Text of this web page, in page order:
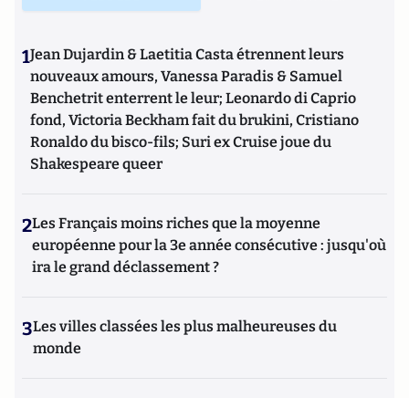
1Jean Dujardin & Laetitia Casta étrennent leurs
nouveaux amours, Vanessa Paradis & Samuel
Benchetrit enterrent le leur; Leonardo di Caprio
fond, Victoria Beckham fait du brukini, Cristiano
Ronaldo du bisco-fils; Suri ex Cruise joue du
Shakespeare queer
2Les Français moins riches que la moyenne
européenne pour la 3e année consécutive : jusqu'où
ira le grand déclassement ?
3Les villes classées les plus malheureuses du
monde